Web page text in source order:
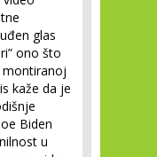
glas
ono što
montiranoj
kaže da je
Biden
u